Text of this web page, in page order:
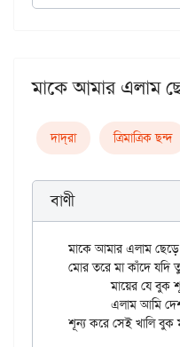
মাকে আমার এলাম
দাদ্‌রা ত্রিমাত্রিক ছন্দ
বাণী
মাকে আমার এলাম
মোর তরে মা কাঁদে যদি
	মায়ের যে বুক শূন্য ক’রে